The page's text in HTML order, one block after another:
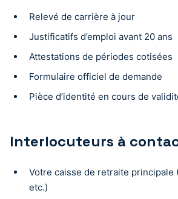
Relevé de carrière à jour
Justificatifs d’emploi avant 20 ans
Attestations de périodes cotisées
Formulaire officiel de demande
Pièce d’identité en cours de
Interlocuteurs à
Votre caisse de retraite principale
etc.)